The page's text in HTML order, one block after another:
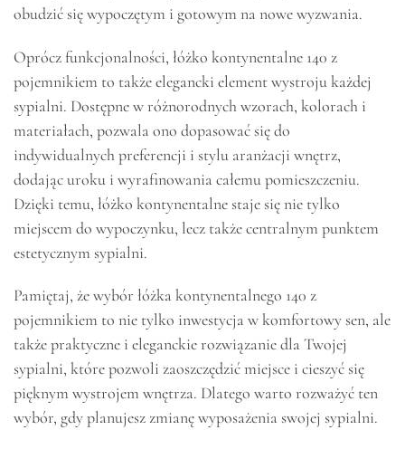
obudzić się wypoczętym i gotowym na nowe wyzwania.
Oprócz funkcjonalności, łóżko kontynentalne 140 z
pojemnikiem to także elegancki element wystroju każdej
sypialni. Dostępne w różnorodnych wzorach, kolorach i
materiałach, pozwala ono dopasować się do
indywidualnych preferencji i stylu aranżacji wnętrz,
dodając uroku i wyrafinowania całemu pomieszczeniu.
Dzięki temu, łóżko kontynentalne staje się nie tylko
miejscem do wypoczynku, lecz także centralnym punktem
estetycznym sypialni.
Pamiętaj, że wybór łóżka kontynentalnego 140 z
pojemnikiem to nie tylko inwestycja w komfortowy sen, ale
także praktyczne i eleganckie rozwiązanie dla Twojej
sypialni, które pozwoli zaoszczędzić miejsce i cieszyć się
pięknym wystrojem wnętrza. Dlatego warto rozważyć ten
wybór, gdy planujesz zmianę wyposażenia swojej sypialni.